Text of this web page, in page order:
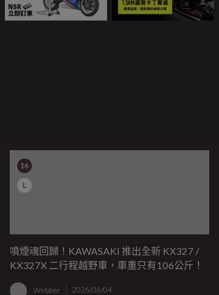
16
L
噴煙魂回歸！KAWASAKI 推出全新 KX327 /
KX327X 二行程越野車，車重只有106公斤！
Webber 2026/06/04